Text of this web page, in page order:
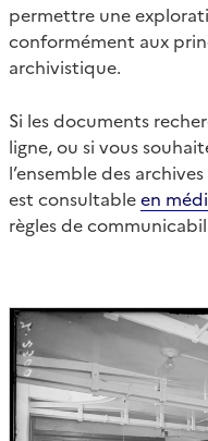
permettre une
conformément aux
archivistique.
Si les documents
ligne, ou si vous
l’ensemble des
est consultableen
règles de